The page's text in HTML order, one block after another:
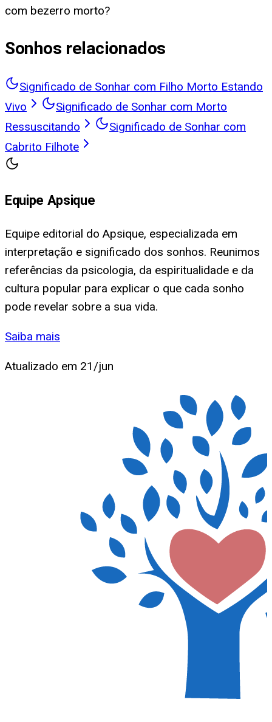
com bezerro morto?
Sonhos relacionados
Significado de Sonhar com Filho Morto Estando
Vivo
Significado de Sonhar com Morto
Ressuscitando
Significado de Sonhar com
Cabrito Filhote
Equipe Apsique
Equipe editorial do Apsique, especializada em
interpretação e significado dos sonhos. Reunimos
referências da psicologia, da espiritualidade e da
cultura popular para explicar o que cada sonho
pode revelar sobre a sua vida.
Saiba mais
Atualizado em 21/jun